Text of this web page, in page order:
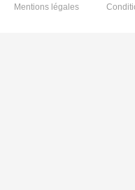
Mentions légales